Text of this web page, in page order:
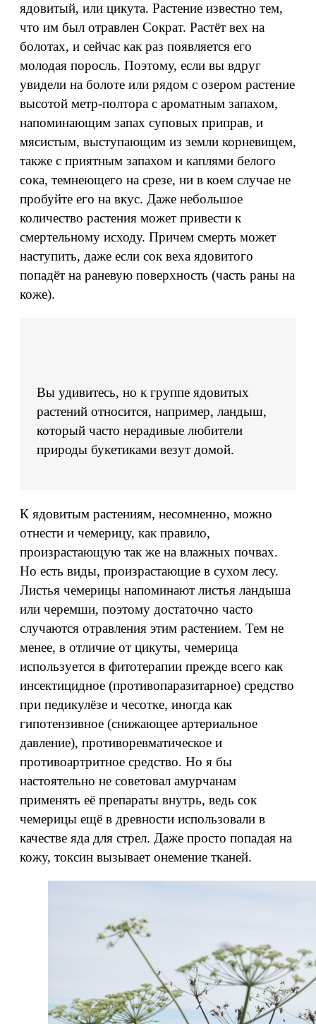
ядовитый, или цикута. Растение известно тем,
что им был отравлен Сократ. Растёт вех на
болотах, и сейчас как раз появляется его
молодая поросль. Поэтому, если вы вдруг
увидели на болоте или рядом с озером растение
высотой метр-полтора с ароматным запахом,
напоминающим запах суповых приправ, и
мясистым, выступающим из земли корневищем,
также с приятным запахом и каплями белого
сока, темнеющего на срезе, ни в коем случае не
пробуйте его на вкус. Даже небольшое
количество растения может привести к
смертельному исходу. Причем смерть может
наступить, даже если сок веха ядовитого
попадёт на раневую поверхность (часть раны на
коже).
Вы удивитесь, но к группе ядовитых
растений относится, например, ландыш,
который часто нерадивые любители
природы букетиками везут домой.
К ядовитым растениям, несомненно, можно
отнести и чемерицу, как правило,
произрастающую так же на влажных почвах.
Но есть виды, произрастающие в сухом лесу.
Листья чемерицы напоминают листья ландыша
или черемши, поэтому достаточно часто
случаются отравления этим растением. Тем не
менее, в отличие от цикуты, чемерица
используется в фитотерапии прежде всего как
инсектицидное (противопаразитарное) средство
при педикулёзе и чесотке, иногда как
гипотензивное (снижающее артериальное
давление), противоревматическое и
противоартритное средство. Но я бы
настоятельно не советовал амурчанам
применять её препараты внутрь, ведь сок
чемерицы ещё в древности использовали в
качестве яда для стрел. Даже просто попадая на
кожу, токсин вызывает онемение тканей.